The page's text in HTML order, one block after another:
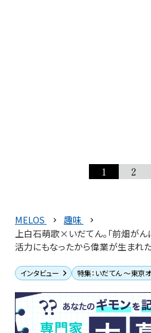
1 2
MELOS
趣味
上白石萌歌×いだてん。「前畑がん
活力にもなったから偉業が生まれ
インタビュー 特集：いだてん ～東京